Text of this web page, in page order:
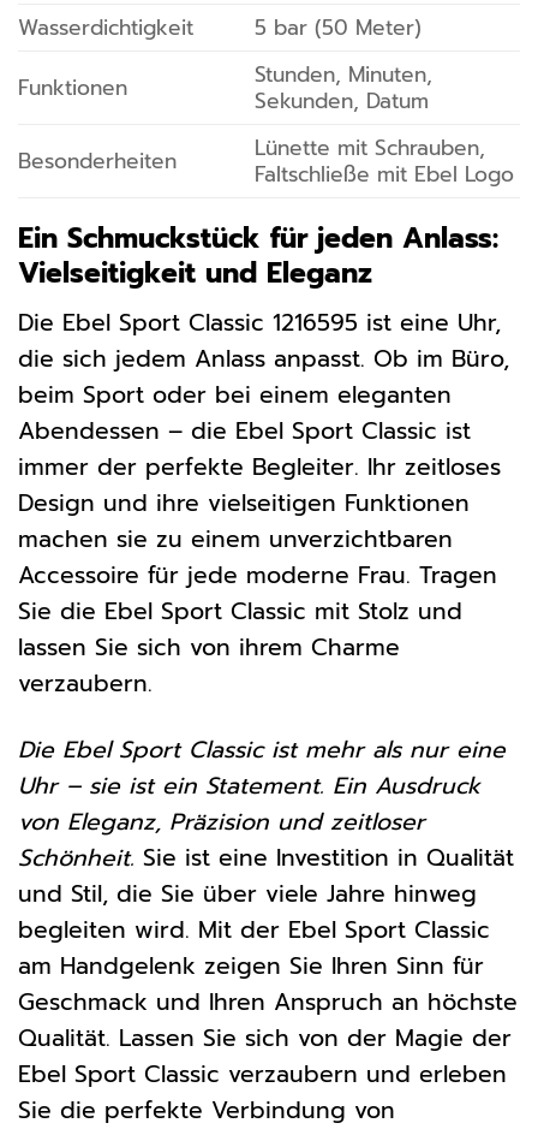
Wasserdichtigkeit
5 bar (50 Meter)
Funktionen
Stunden, Minuten,
Sekunden, Datum
Besonderheiten
Lünette mit Schrauben,
Faltschließe mit Ebel Logo
Ein Schmuckstück für jeden Anlass:
Vielseitigkeit und Eleganz
Die Ebel Sport Classic 1216595 ist eine Uhr,
die sich jedem Anlass anpasst. Ob im Büro,
beim Sport oder bei einem eleganten
Abendessen – die Ebel Sport Classic ist
immer der perfekte Begleiter. Ihr zeitloses
Design und ihre vielseitigen Funktionen
machen sie zu einem unverzichtbaren
Accessoire für jede moderne Frau. Tragen
Sie die Ebel Sport Classic mit Stolz und
lassen Sie sich von ihrem Charme
verzaubern.
Die Ebel Sport Classic ist mehr als nur eine
Uhr – sie ist ein Statement. Ein Ausdruck
von Eleganz, Präzision und zeitloser
Schönheit. Sie ist eine Investition in Qualität
und Stil, die Sie über viele Jahre hinweg
begleiten wird. Mit der Ebel Sport Classic
am Handgelenk zeigen Sie Ihren Sinn für
Geschmack und Ihren Anspruch an höchste
Qualität. Lassen Sie sich von der Magie der
Ebel Sport Classic verzaubern und erleben
Sie die perfekte Verbindung von